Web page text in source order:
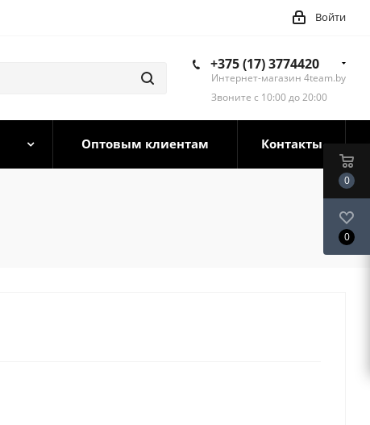
Войти
+375 (17) 3774420
Интернет-магазин 4team.by
Звоните с 10:00 до 20:00
Оптовым клиентам Контакты
0
0